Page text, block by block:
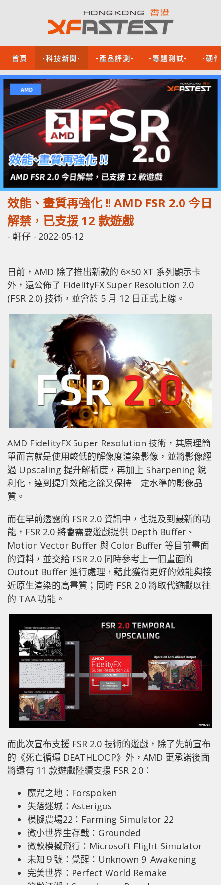
首頁 -科技新聞- -產品評測- -專題測試- -硬
效能、畫質再強化 !! AMD FSR 2.0 今日
解禁，已支援 12 款遊戲
- 軒仔 - 2022-05-12
日前，AMD 除了推出新款的 6×50 XT 系列顯示卡
外，還公佈了 FidelityFX Super Resolution 2.0
(FSR 2.0) 技術，並會於 5 月 12 日正式上線。
AMD FidelityFX Super Resolution 技術，其原理簡
單而言就是使用較低的解像度渲染影像，並將影像經
過 Upscaling 提升解析度，再加上 Sharpening 銳
利化，達到提升效能之餘又保持一定水準的影像品
質。
而在早前透露的 FSR 2.0 資訊中，也提及到最新的功
能，FSR 2.0 將會需要遊戲提供 Depth Buffer、
Motion Vector Buffer 與 Color Buffer 等目前畫面
的資料，並交給 FSR 2.0 同時參考上一個畫面的
Outout Buffer 進行處理，藉此獲得更好的效能與接
近原生渲染的高畫質；同時 FSR 2.0 將取代遊戲以往
的 TAA 功能。
而此次宣布支援 FSR 2.0 技術的遊戲，除了先前宣布
的《死亡循環 DEATHLOOP》外，AMD 更承諾後面
將還有 11 款遊戲陸續支援 FSR 2.0：
魔咒之地：Forspoken
失落迷城：Asterigos
模擬農場22：Farming Simulator 22
微小世界生存戰：Grounded
微軟模擬飛行：Microsoft Flight Simulator
未知９號：覺醒：Unknown 9: Awakening
完美世界：Perfect World Remake